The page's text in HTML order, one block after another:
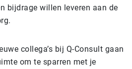
bijdrage willen leveren aan de
collega’s bij Q-Consult gaan
om te sparren met je